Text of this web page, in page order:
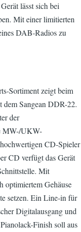
lässt sich bei
Mit einer limitierten
DAB-Radios zu
Sortiment zeigt beim
dem Sangean DDR-22.
der
MW-/UKW-
CD-Spieler
CD verfügt das Gerät
Mit
optimiertem Gehäuse
setzen. Ein Line-in für
Digitalausgang und
Finish soll aus